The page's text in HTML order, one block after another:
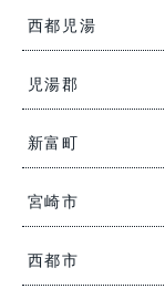
西都児湯
児湯郡
新富町
宮崎市
西都市